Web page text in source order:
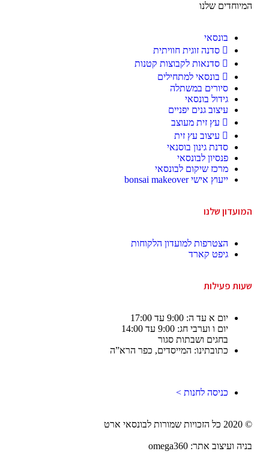
המיוחדים שלנו
בונסאי
סדנה זוגית חוויתית
סדנאות לקבוצות קטנות
בונסאי למתחילים
סיורים במשתלה
גידול בונסאי
עיצוב גנים יפניים
עץ זית מעוצב
עיצוב עץ זית
סדנת גינון בוסנאי
פנסיון לבונסאי
מרכז שיקום לבונסאי
ייעוץ אישי bonsai makeover
המועדון שלנו
הצטרפות למועדון הלקוחות
גיפט קארד
שעות פעילות
יום א עד ה: 9:00 עד 17:00
יום ו וערבי חג: 9:00 עד 14:00
בחגים ושבתות סגור
כתובתינו: המייסדים, כפר הרא”ה
כניסה לחנות >
© 2020 כל הזכויות שמורות לבונסאי ארט
בניה ועיצוב אתר: omega360